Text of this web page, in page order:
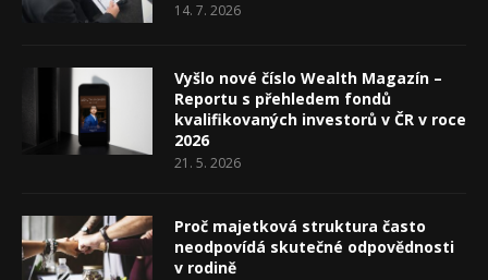
14. 7. 2026
Vyšlo nové číslo Wealth Magazín –
Reportu s přehledem fondů
kvalifikovaných investorů v ČR v roce
2026
21. 5. 2026
Proč majetková struktura často
neodpovídá skutečné odpovědnosti
v rodině